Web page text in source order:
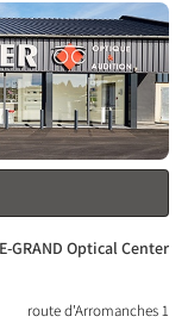
לחץ
ENTER
למידע
נוסף
חנות:
GRAND Optical Center
1 route d'Arromanches